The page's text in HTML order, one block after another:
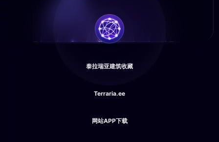
泰拉瑞亚建筑收藏
Terraria.ee
网站APP下载